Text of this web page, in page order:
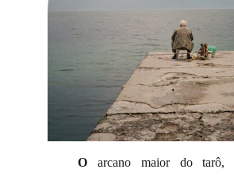
O arcano maior do tarô,